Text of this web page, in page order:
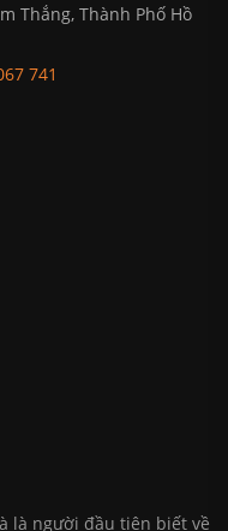
Thắng, Thành Phố Hồ
741
là người đầu tiên biết về